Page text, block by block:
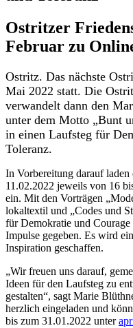
Ostritzer
Februar zu
Ostritz. Das nächste
Mai 2022 statt. Die
verwandelt dann den
unter dem Motto „Bunt
in einen Laufsteg für
Toleranz.
In Vorbereitung darauf
11.02.2022 jeweils von 16
ein. Mit den Vorträgen
lokaltextil und „Codes und
für Demokratie und
Impulse gegeben. Es wird
Inspiration geschaffen.
„Wir freuen uns darauf,
Ideen für den Laufsteg zu
gestalten“, sagt Marie
herzlich eingeladen und
bis zum 31.01.2022 unter